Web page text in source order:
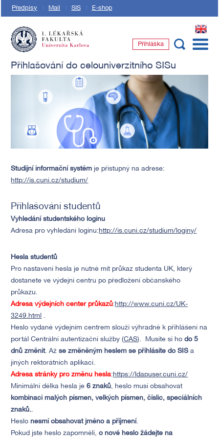
Předpisy Mail SIS E-shop
EN
Přihláška
Přihlašování do celouniverzitního SISu
Studijní informační systém je přístupný na adrese:
http://is.cuni.cz/studium/
Přihlašování studentů
Vyhledání studentského loginu
Adresa pro vyhledání loginu: http://is.cuni.cz/studium/loginy/
Hesla studentů
Pro nastavení hesla je nutné mít průkaz studenta UK, který
dostanete ve výdejní centru po předložení občanského
průkazu.
Adresa výdejních center průkazů: http://www.cuni.cz/UK-
3249.html
Heslo vydané výdejním centrem slouží výhradně k přihlášení na
portál Centrální autentizační služby (CAS). Musíte si hodo 5
dnů změnit. Ažse změněným heslem se přihlásíte do SISa
jiných rektorátních aplikací.
Adresa stránky pro změnu hesla: https://ldapuser.cuni.cz/
Minimální délka hesla je6 znaků , heslo musí obsahovat
kombinaci malých písmen, velkých písmen, číslic, speciálních
znaků.
Heslo nesmí obsahovat jméno a příjmení
Pokud jste heslo zapomněli,o nové heslo žádejte na